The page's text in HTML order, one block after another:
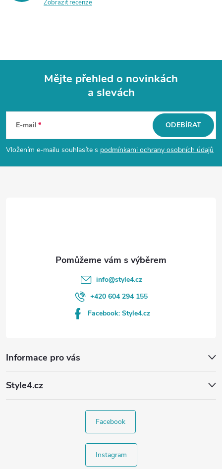
Zobrazit recenze
p
a
Mějte přehled o novinkách
a slevách
E-mail
Vložením e-mailu souhlasíte s podmínkami ochrany osobních údajů
ODEBÍRAT
Informace pro vás
Style4.cz
info@style4.cz
+420 604 294 155
Facebook: Style4.cz
Facebook
Instagram